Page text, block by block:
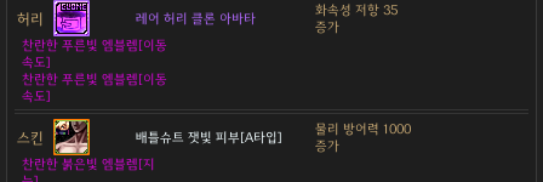
허리 레어 허리 클론 아바타
화속성 저항 35
증가
찬란한 푸른빛 엠블렘[이동
속도]
찬란한 푸른빛 엠블렘[이동
속도]
스킨 배틀슈트 잿빛 피부[A타입]
물리 방어력 1000
증가
찬란한 붉은빛 엠블렘[지